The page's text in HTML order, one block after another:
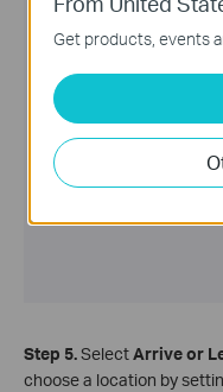
Step 5.SelectArrive or
choose a location by
Get products, events